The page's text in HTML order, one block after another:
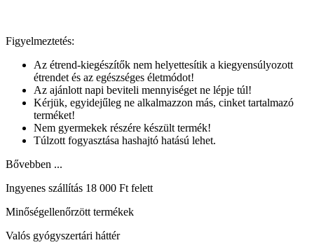
Figyelmeztetés:
Az étrend-kiegészítők nem helyettesítik a kiegyensúlyozott
étrendet és az egészséges életmódot!
Az ajánlott napi beviteli mennyiséget ne lépje túl!
Kérjük, egyidejűleg ne alkalmazzon más, cinket tartalmazó
terméket!
Nem gyermekek részére készült termék!
Túlzott fogyasztása hashajtó hatású lehet.
Bővebben ...
Ingyenes szállítás 18 000 Ft felett
Minőségellenőrzött termékek
Valós gyógyszertári háttér